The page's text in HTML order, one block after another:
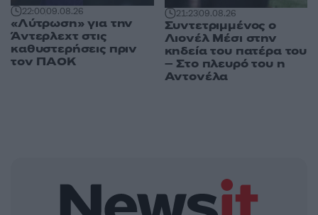
22:0009.08.26
«Λύτρωση» για την
Άντερλεχτ στις
καθυστερήσεις πριν
τον ΠΑΟΚ
21:2309.08.26
Συντετριμμένος ο
Λιονέλ Μέσι στην
κηδεία του πατέρα του
– Στο πλευρό του η
Αντονέλα